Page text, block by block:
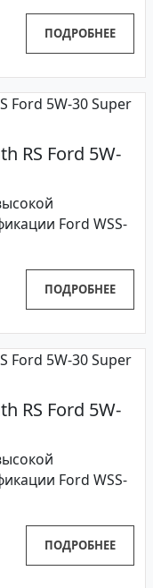
ПОДРОБНЕЕ
RS Ford 5W-
Ford WSS-
ПОДРОБНЕЕ
RS Ford 5W-
Ford WSS-
ПОДРОБНЕЕ